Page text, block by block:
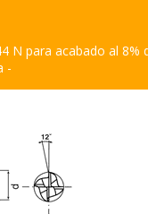
N para acabado al 8%
-